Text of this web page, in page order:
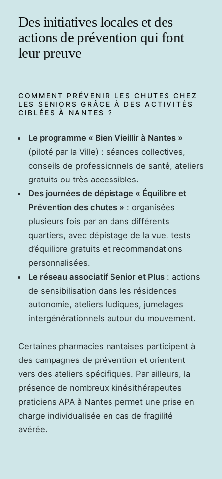
Des initiatives locales et des
actions de prévention qui font
leur preuve
COMMENT PRÉVENIR LES CHUTES CHEZ
LES SENIORS GRÂCE À DES ACTIVITÉS
CIBLÉES À NANTES ?
Le programme « Bien Vieillir à Nantes »
(piloté par la Ville) : séances collectives,
conseils de professionnels de santé, ateliers
gratuits ou très accessibles.
Des journées de dépistage « Équilibre et
Prévention des chutes » : organisées
plusieurs fois par an dans différents
quartiers, avec dépistage de la vue, tests
d’équilibre gratuits et recommandations
personnalisées.
Le réseau associatif Senior et Plus: actions
de sensibilisation dans les résidences
autonomie, ateliers ludiques, jumelages
intergénérationnels autour du mouvement.
Certaines pharmacies nantaises participent à
des campagnes de prévention et orientent
vers des ateliers spécifiques. Par ailleurs, la
présence de nombreux kinésithérapeutes
praticiens APA à Nantes permet une prise en
charge individualisée en cas de fragilité
avérée.